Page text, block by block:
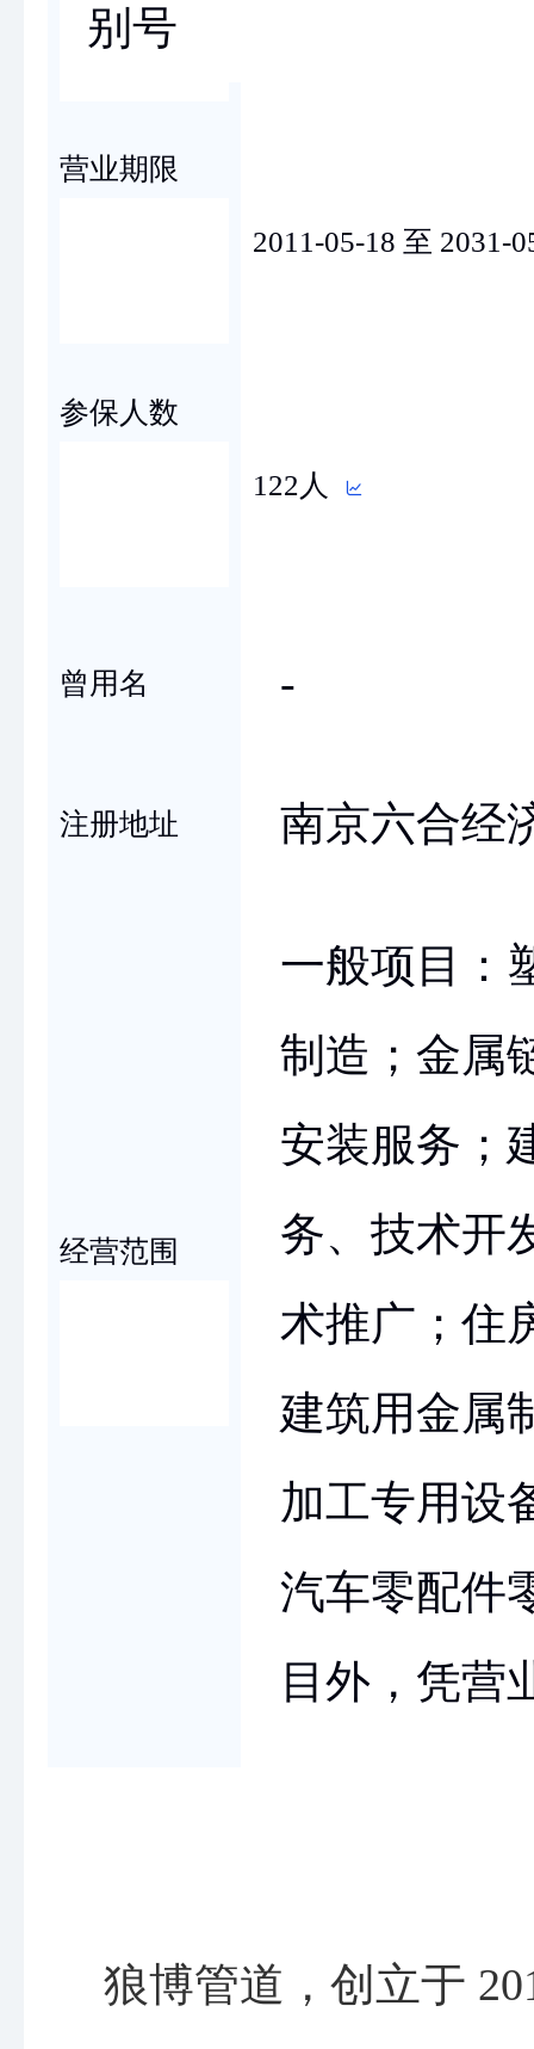
别号
营业期限
2011-05-18 至 2031-
参保人数
122人
曾用名 -
注册地址 南京六合经
经营范围
一般项目：
制造；金属
安装服务；
务、技术开
术推广；住
建筑用金属
加工专用设
汽车零配件
目外，凭营
狼博管道，创立于